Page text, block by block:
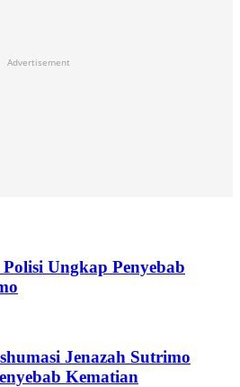
Advertisement
Ungkap Penyebab
Jenazah Sutrimo
Kematian